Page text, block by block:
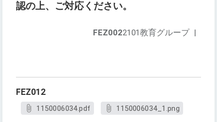
認の上、ご対応ください。
FEZ0022101教育グループ |
FEZ012
1150006034.pdf 1150006034_1.png